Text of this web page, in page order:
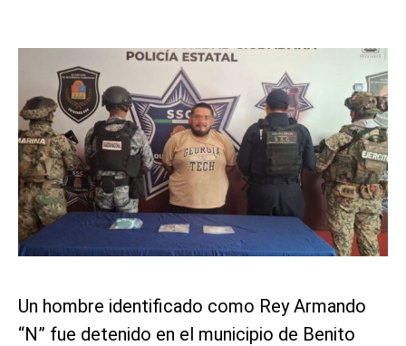
Un hombre identificado como Rey Armando
“N” fue detenido en el municipio de Benito